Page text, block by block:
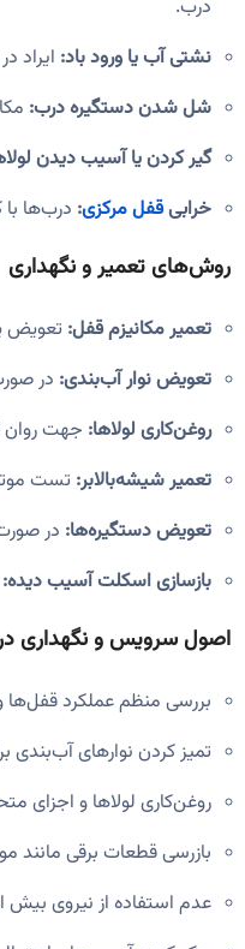
درب.
نشتی آب یا ورود باد: ایراد
شل شدن دستگیره درب:
گیر کردن یا آسیب دیدن
خرابیقفل مرکزی: درب‌ها با
روش‌های تعمیر و نگهداری
تعمیر مکانیزم قفل: تعویض
تعویض نوار آب‌بندی: در
روغن‌کاری لولاها: جهت
تعمیر شیشه‌بالابر: تست
تعویض دستگیره‌ها: در
بازسازی اسکلت آسیب دیده:
اصول سرویس و نگهداری
بررسی منظم عملکرد قفل‌ها
تمیز کردن نوارهای
روغن‌کاری لولاها و اجزای
بازرسی قطعات برقی مانند
عدم استفاده از نیروی بیش